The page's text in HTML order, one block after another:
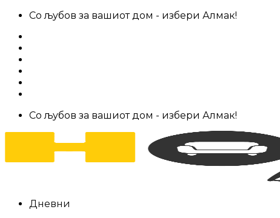
Skip
content
Со љубов за вашиот дом - избери Алмак!
Со љубов за вашиот дом - избери Алмак!
Дневни